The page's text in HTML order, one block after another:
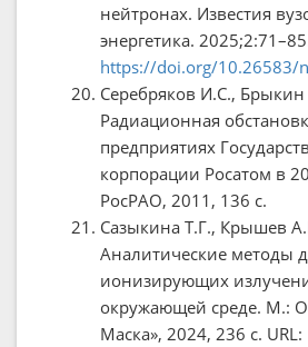
нейтронах. Известия
энергетика.
https://doi.org/10.26583/
Серебряков И.С.,
Радиационная
предприятиях
корпорации Росатом в
РосРАО, 2011, 136 с.
Сазыкина Т.Г., Крышев
Аналитические методы
ионизирующих
окружающей среде. М.:
Маска», 2024, 236 с. URL: